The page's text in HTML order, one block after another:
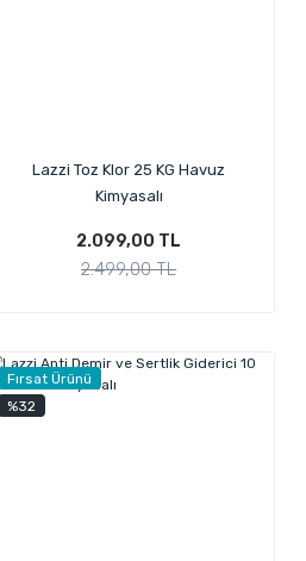
Lazzi Toz Klor 25 KG Havuz
Kimyasalı
2.099,00 TL
2.499,00 TL
Fırsat Ürünü
%32